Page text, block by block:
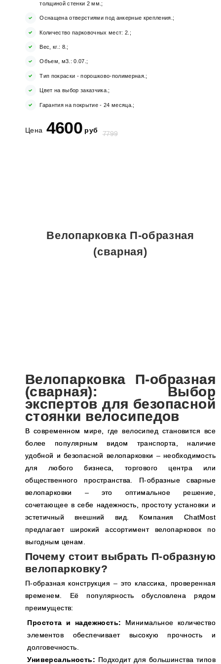
толщиной стенки 2 мм.;
Оснащена отверстиями под анкерные крепления.;
Количество парковочных мест: 2.;
Вес, кг.: 8.;
Объем, м3.: 0.07.;
Тип покраски - порошково-полимерная.;
Цвет на выбор заказчика.;
Гарантия на покрытие - 24 месяца.;
Цена 4600 руб 7799
Велопарковка П-образная
(сварная)
Велопарковка П-образная
(сварная): Выбор
экспертов для безопасной
стоянки велосипедов
В современном мире, где велосипед становится все
более популярным видом транспорта, наличие
удобной и безопасной велопарковки – необходимость
для любого бизнеса, торгового центра или
общественного пространства. П-образные сварные
велопарковки – это оптимальное решение,
сочетающее в себе надежность, простоту установки и
эстетичный внешний вид. Компания ChatMost
предлагает широкий ассортимент велопарковок по
выгодным ценам.
Почему стоит выбрать П-образную
велопарковку?
П-образная конструкция – это классика, проверенная
временем. Её популярность обусловлена рядом
преимуществ:
Простота и надежность: Минимальное количество
элементов обеспечивает высокую прочность и
долговечность.
Универсальность: Подходит для большинства типов